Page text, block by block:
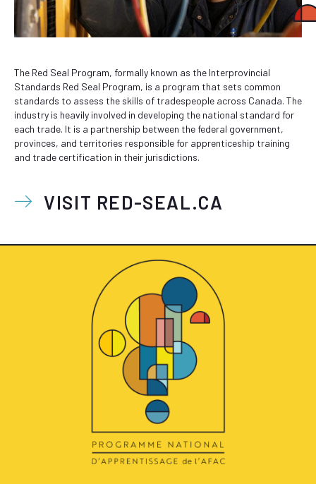
The Red Seal Program, formally known as the Interprovincial
Standards Red Seal Program, is a program that sets common
standards to assess the skills of tradespeople across Canada. The
industry is heavily involved in developing the national standard for
each trade. It is a partnership between the federal government,
provinces, and territories responsible for apprenticeship training
and trade certification in their jurisdictions.
VISIT RED-SEAL.CA